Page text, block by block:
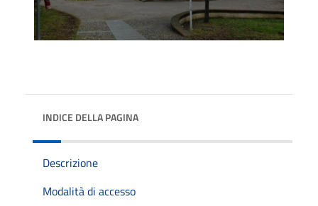
INDICE DELLA PAGINA
Descrizione
Modalità di accesso